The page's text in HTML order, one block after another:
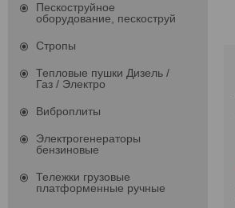
Пескоструйное
оборудование, пескоструй
Стропы
Тепловые пушки Дизель /
Газ / Электро
Виброплиты
Электрогенераторы
бензиновые
Тележки грузовые
платформенные ручные